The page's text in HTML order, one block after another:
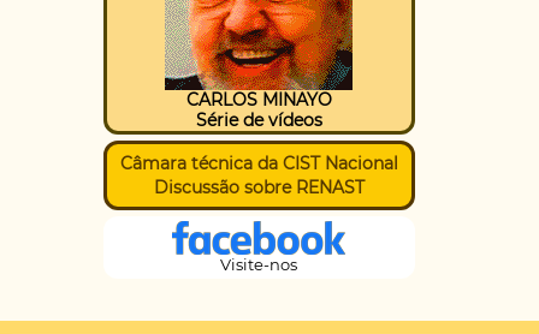
CARLOS MINAYO
Série de vídeos
Câmara técnica da CIST Nacional
Discussão sobre RENAST
Visite-nos